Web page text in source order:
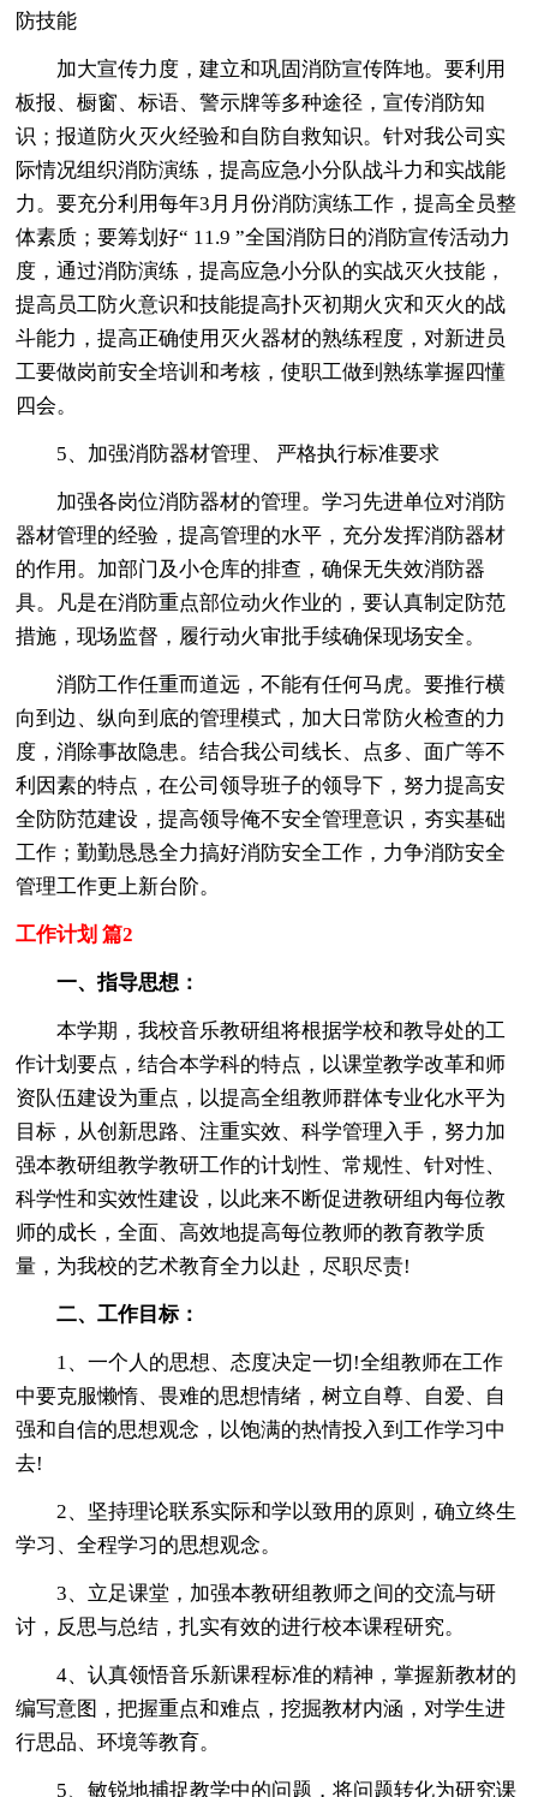
防技能
加大宣传力度，建立和巩固消防宣传阵地。要利用
板报、橱窗、标语、警示牌等多种途径，宣传消防知
识；报道防火灭火经验和自防自救知识。针对我公司实
际情况组织消防演练，提高应急小分队战斗力和实战能
力。要充分利用每年3月月份消防演练工作，提高全员整
体素质；要筹划好“ 11.9 ”全国消防日的消防宣传活动力
度，通过消防演练，提高应急小分队的实战灭火技能，
提高员工防火意识和技能提高扑灭初期火灾和灭火的战
斗能力，提高正确使用灭火器材的熟练程度，对新进员
工要做岗前安全培训和考核，使职工做到熟练掌握四懂
四会。
5、加强消防器材管理、 严格执行标准要求
加强各岗位消防器材的管理。学习先进单位对消防
器材管理的经验，提高管理的水平，充分发挥消防器材
的作用。加部门及小仓库的排查，确保无失效消防器
具。凡是在消防重点部位动火作业的，要认真制定防范
措施，现场监督，履行动火审批手续确保现场安全。
消防工作任重而道远，不能有任何马虎。要推行横
向到边、纵向到底的管理模式，加大日常防火检查的力
度，消除事故隐患。结合我公司线长、点多、面广等不
利因素的特点，在公司领导班子的领导下，努力提高安
全防防范建设，提高领导俺不安全管理意识，夯实基础
工作；勤勤恳恳全力搞好消防安全工作，力争消防安全
管理工作更上新台阶。
工作计划 篇2
一、指导思想：
本学期，我校音乐教研组将根据学校和教导处的工
作计划要点，结合本学科的特点，以课堂教学改革和师
资队伍建设为重点，以提高全组教师群体专业化水平为
目标，从创新思路、注重实效、科学管理入手，努力加
强本教研组教学教研工作的计划性、常规性、针对性、
科学性和实效性建设，以此来不断促进教研组内每位教
师的成长，全面、高效地提高每位教师的教育教学质
量，为我校的艺术教育全力以赴，尽职尽责!
二、工作目标：
1、一个人的思想、态度决定一切!全组教师在工作
中要克服懒惰、畏难的思想情绪，树立自尊、自爱、自
强和自信的思想观念，以饱满的热情投入到工作学习中
去!
2、坚持理论联系实际和学以致用的原则，确立终生
学习、全程学习的思想观念。
3、立足课堂，加强本教研组教师之间的交流与研
讨，反思与总结，扎实有效的进行校本课程研究。
4、认真领悟音乐新课程标准的精神，掌握新教材的
编写意图，把握重点和难点，挖掘教材内涵，对学生进
行思品、环境等教育。
5、敏锐地捕捉教学中的问题，将问题转化为研究课